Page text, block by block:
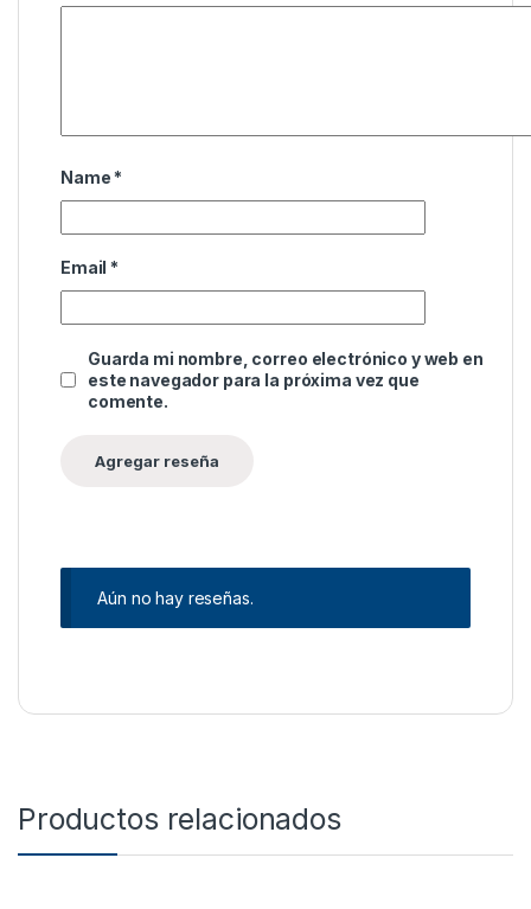
Name *
Email *
Guarda mi nombre, correo electrónico y web en
este navegador para la próxima vez que
comente.
Aún no hay reseñas.
Productos relacionados